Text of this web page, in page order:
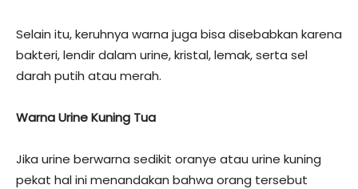
Selain itu, keruhnya warna juga bisa disebabkan karena
bakteri, lendir dalam urine, kristal, lemak, serta sel
darah putih atau merah.
Warna Urine Kuning Tua
Jika urine berwarna sedikit oranye atau urine kuning
pekat hal ini menandakan bahwa orang tersebut